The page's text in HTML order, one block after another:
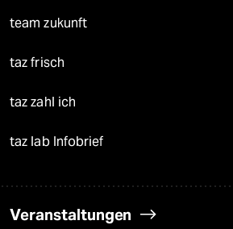
team zukunft
taz frisch
taz zahl ich
taz lab Infobrief
Veranstaltungen